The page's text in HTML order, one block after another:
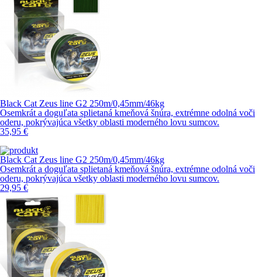
Black Cat Zeus line G2 250m/0,45mm/46kg
Osemkrát a doguľata splietaná kmeňová šnúra, extrémne odolná voči
oderu, pokrývajúca všetky oblasti moderného lovu sumcov.
35,95 €
Black Cat Zeus line G2 250m/0,45mm/46kg
Osemkrát a doguľata splietaná kmeňová šnúra, extrémne odolná voči
oderu, pokrývajúca všetky oblasti moderného lovu sumcov.
29,95 €